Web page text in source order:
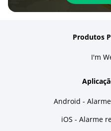
Produtos
I'm
Android -
iOS - Alarme